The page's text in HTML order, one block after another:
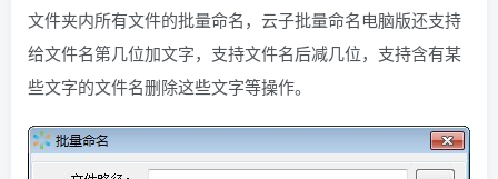
文件夹内所有文件的批量命名，云子批量命名电脑版还支持
给文件名第几位加文字，支持文件名后减几位，支持含有某
些文字的文件名删除这些文字等操作。